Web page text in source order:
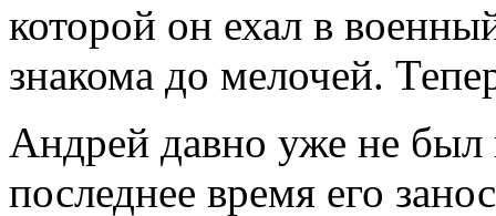
которой он ехал в
знакома до мелочей.
Андрей давно уже не был
последнее время его